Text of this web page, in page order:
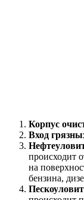
Корпус
Вход
происходит
на
бензина,